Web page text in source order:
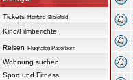
Tickets Herford Bielefeld
Kino/Filmberichte
Reisen Flughafen Paderborn
Wohnung suchen
Sport und Fitness